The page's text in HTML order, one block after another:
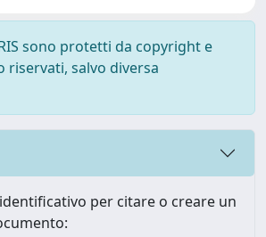
sono protetti da copyright e
salvo diversa
per citare o creare un